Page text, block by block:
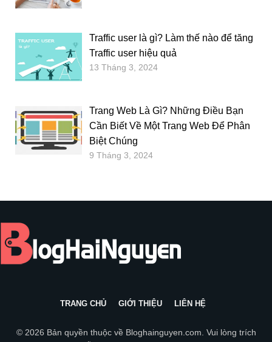
Traffic user là gì? Làm thế nào để tăng
Traffic user hiệu quả
13 Tháng 3, 2024
Trang Web Là Gì? Những Điều Bạn
Cần Biết Về Một Trang Web Để Phân
Biệt Chúng
9 Tháng 3, 2024
TRANG CHỦ GIỚI THIỆU LIÊN HỆ
© 2026 Bản quyền thuộc về Bloghainguyen.com. Vui lòng trích